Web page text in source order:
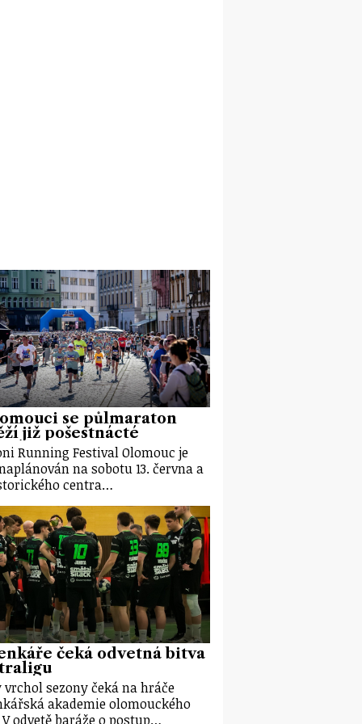
se půlmaraton
již pošestnácté
Running Festival Olomouc je
na sobotu 13. června a
centra…
čeká odvetná bitva
vrchol sezony čeká na hráče
akademie olomouckého
odvetě baráže o postup…